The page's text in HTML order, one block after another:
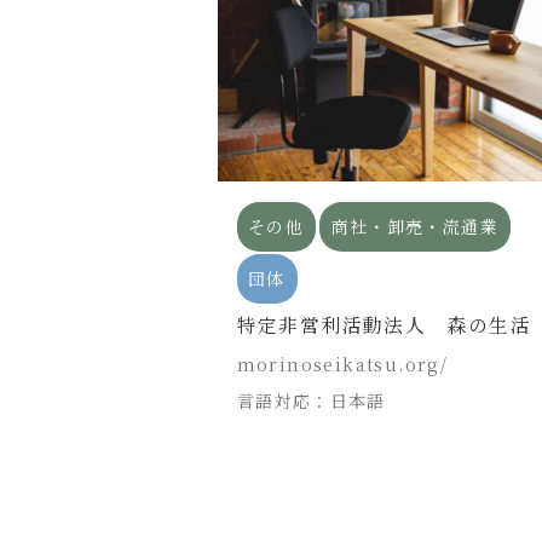
その他 商社・卸売・流通業
団体
特定非営利活動法人 森の生活
morinoseikatsu.org/
言語対応：日本語